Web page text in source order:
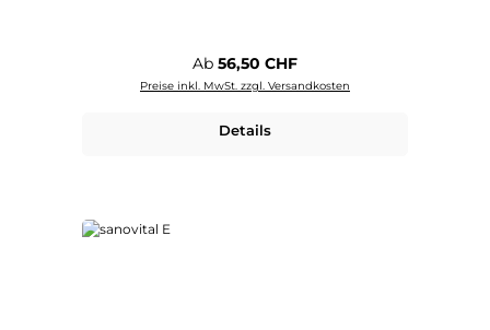
Regulärer Preis:
Ab 56,50 CHF
Preise inkl. MwSt. zzgl. Versandkosten
Details